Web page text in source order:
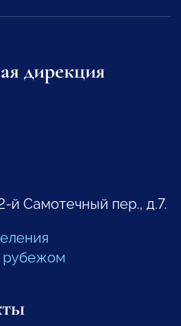
дирекция
й Самотечный пер., д.7.
рубежом